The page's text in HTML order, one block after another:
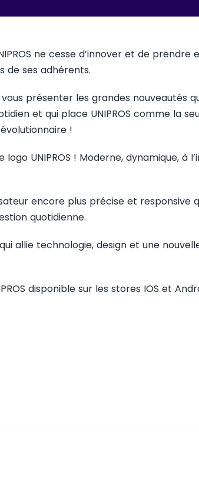
ne cesse d’innover et de prendre
de ses adhérents.
présenter les grandes nouveautés
et qui place UNIPROS comme la
!
UNIPROS ! Moderne, dynamique, à
encore plus précise et responsive
quotidienne.
allie technologie, design et une
disponible sur les stores IOS et